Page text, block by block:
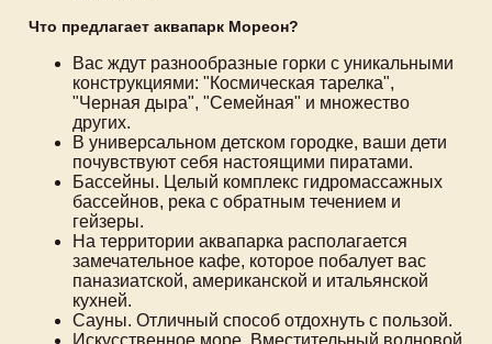
Что предлагает аквапарк Мореон?
Вас ждут разнообразные горки с уникальными
конструкциями: "Космическая тарелка",
"Черная дыра", "Семейная" и множество
других.
В универсальном детском городке, ваши дети
почувствуют себя настоящими пиратами.
Бассейны. Целый комплекс гидромассажных
бассейнов, река с обратным течением и
гейзеры.
На территории аквапарка располагается
замечательное кафе, которое побалует вас
паназиатской, американской и итальянской
кухней.
Сауны. Отличный способ отдохнуть с пользой.
Искусственное море. Вместительный волновой